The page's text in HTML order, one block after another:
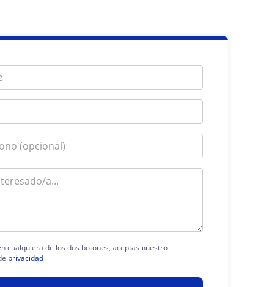
cualquiera de los dos botones, aceptas nuestro
privacidad